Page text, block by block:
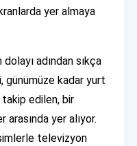
yer almaya
adından sıkça
günümüze kadar yurt
takip edilen, bir
arasında yer alıyor.
televizyon